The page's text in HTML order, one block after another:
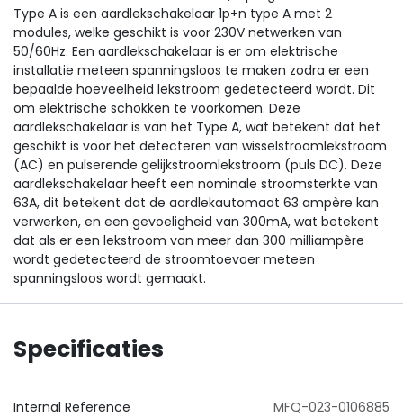
Type A is een aardlekschakelaar 1p+n type A met 2
modules, welke geschikt is voor 230V netwerken van
50/60Hz. Een aardlekschakelaar is er om elektrische
installatie meteen spanningsloos te maken zodra er een
bepaalde hoeveelheid lekstroom gedetecteerd wordt. Dit
om elektrische schokken te voorkomen. Deze
aardlekschakelaar is van het Type A, wat betekent dat het
geschikt is voor het detecteren van wisselstroomlekstroom
(AC) en pulserende gelijkstroomlekstroom (puls DC). Deze
aardlekschakelaar heeft een nominale stroomsterkte van
63A, dit betekent dat de aardlekautomaat 63 ampère kan
verwerken, en een gevoeligheid van 300mA, wat betekent
dat als er een lekstroom van meer dan 300 milliampère
wordt gedetecteerd de stroomtoevoer meteen
spanningsloos wordt gemaakt.
Specificaties
Internal Reference MFQ-023-0106885